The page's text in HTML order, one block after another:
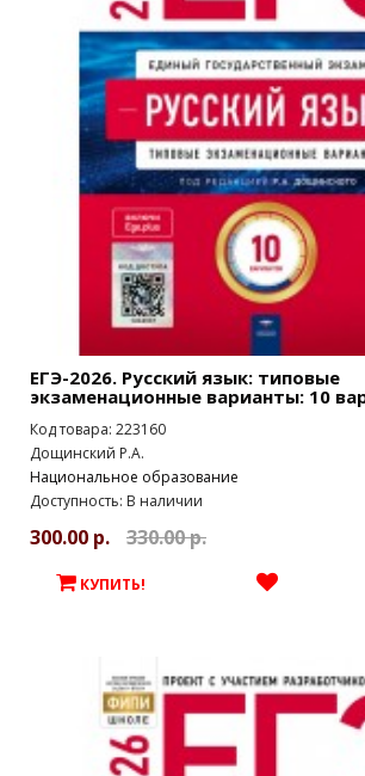
ЕГЭ-2026. Русский язык: типовые
экзаменационные варианты: 10
Код товара: 223160
Дощинский Р.А.
Национальное образование
Доступность: В наличии
300.00 р. 330.00 р.
КУПИТЬ!